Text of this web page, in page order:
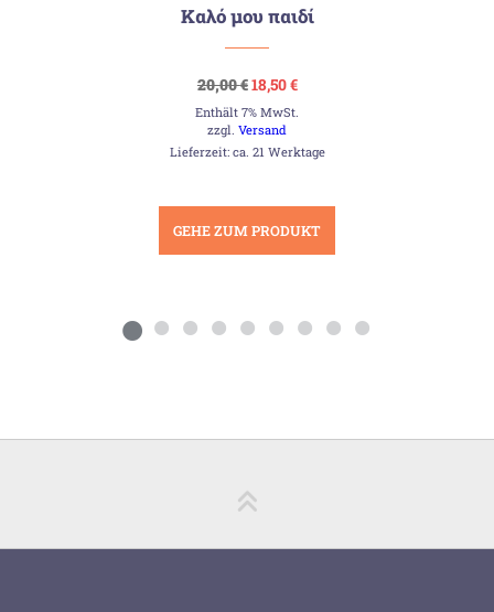
Καλό μου παιδί
20,00€Ursprünglicher
Preis
war:
20,00 €
18,50€Aktueller
ist:
Enthält 7% MwSt.
zzgl.Versand
Lieferzeit: ca. 21 Werktage
GEHE ZUM PRODUKT